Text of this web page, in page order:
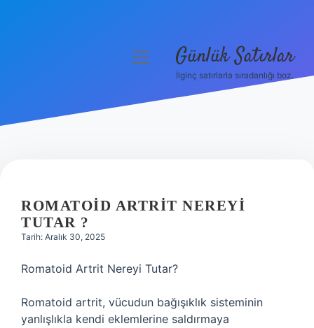
Hakkımızda
menüyü Günlük Satırlar
İlginç satırlarla sıradanlığı boz.
ROMATOID ARTRIT NEREYI
TUTAR ?
Tarih: Aralık 30, 2025
Romatoid Artrit Nereyi Tutar?
Romatoid artrit, vücudun bağışıklık sisteminin
yanlışlıkla kendi eklemlerine saldırmaya